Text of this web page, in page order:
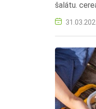
šalátu.
med,
nátierka,